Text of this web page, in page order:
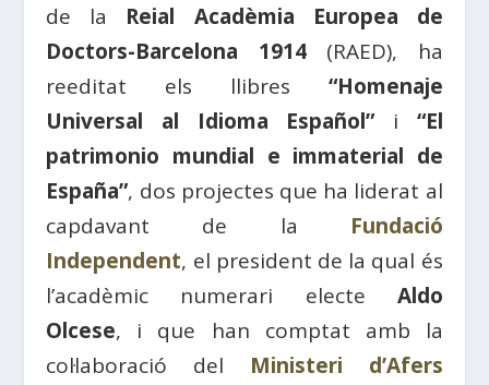
de la Reial Acadèmia Europea de
Doctors-Barcelona 1914(RAED), ha
reeditat els llibres “Homenaje
Universal al Idioma Español”i “El
patrimonio mundial e immaterial de
España”, dos projectes que ha liderat al
capdavant de la Fundació
Independent, el president de la qual és
l’acadèmic numerari electe Aldo
Olcese, i que han comptat amb la
col·laboració del Ministeri d’Afers